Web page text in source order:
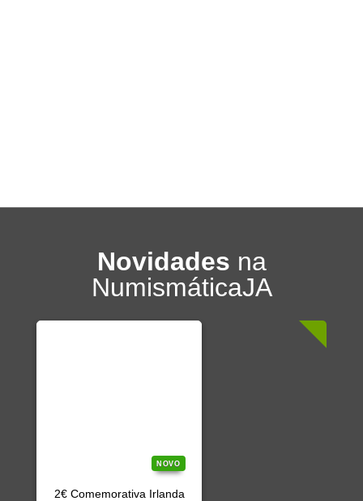
Novidades na
NumismáticaJA
NOVO
2€ Comemorativa Irlanda